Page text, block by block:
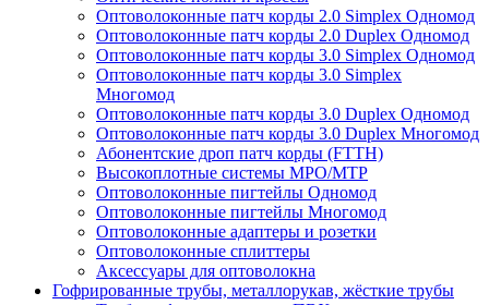
Оптоволоконные патч корды 2.0 Simplex Одномод
Оптоволоконные патч корды 2.0 Duplex Одномод
Оптоволоконные патч корды 3.0 Simplex Одномод
Оптоволоконные патч корды 3.0 Simplex
Многомод
Оптоволоконные патч корды 3.0 Duplex Одномод
Оптоволоконные патч корды 3.0 Duplex Многомод
Абонентские дроп патч корды (FTTH)
Высокоплотные системы MPO/MTP
Оптоволоконные пигтейлы Одномод
Оптоволоконные пигтейлы Многомод
Оптоволоконные адаптеры и розетки
Оптоволоконные сплиттеры
Аксессуары для оптоволокна
Гофрированные трубы, металлорукав, жёсткие трубы